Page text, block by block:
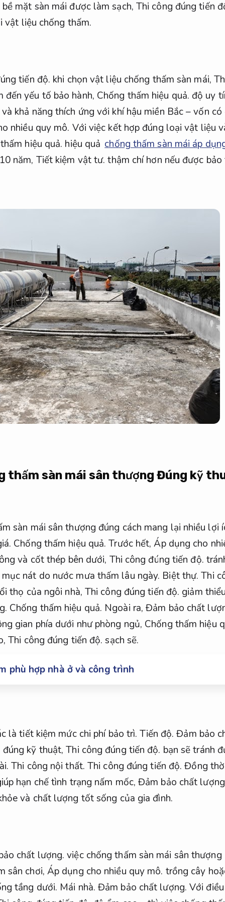
mặt sàn mái được làm sạch, Thi công đúng tiến
vật liệu chống thấm.
tiến độ. khi chọn vật liệu chống thấm sàn mái,
đến yếu tố bảo hành, Chống thấm hiệu quả. độ uy
khả năng thích ứng với khí hậu miền Bắc – vốn
nhiều quy mô. Với việc kết hợp đúng loại vật liệu
hiệu quả. hiệu quả chống thấm sàn mái áp
năm, Tiết kiệm vật tư. thậm chí hơn nếu được
thấm sàn mái sân thượng Đúng kỹ
sàn mái sân thượng đúng cách mang lại nhiều lợi
Chống thấm hiệu quả. Trước hết,Áp dụng cho
và cốt thép bên dưới, Thi công đúng tiến độ.
nát do nước mưa thấm lâu ngày. Biệt thự. Thi
thọ của ngôi nhà, Thi công đúng tiến độ. giảm
Chống thấm hiệu quả. Ngoài ra,Đảm bảo chất
gian phía dưới như phòng ngủ, Chống thấm hiệu
Thi công đúng tiến độ. sạch sẽ.
phù hợp nhà ở và công trình
là tiết kiệm mức chi phí bảo trì.Tiến độ. Đảm bảo
đúng kỹ thuật,Thi công đúng tiến độ. bạn sẽ tránh
Thi công nội thất. Thi công đúng tiến độ. Đồng
hạn chế tình trạng nấm mốc, Đảm bảo chất
và chất lượng tốt sống của gia đình.
chất lượng. việc chống thấm sàn mái sân
sân chơi, Áp dụng cho nhiều quy mô. trồng cây
tầng dưới. Mái nhà. Đảm bảo chất lượng. Với